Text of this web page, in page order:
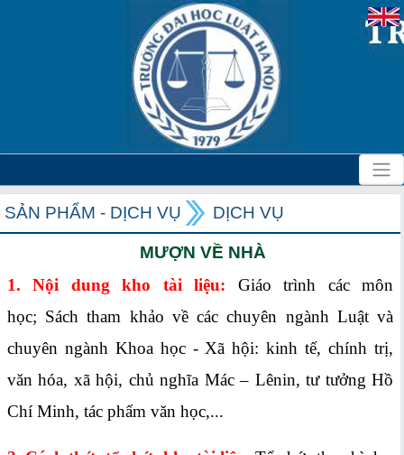
SẢN PHẨM - DỊCH VỤ DỊCH VỤ
MƯỢN VỀ NHÀ
1.
Nội dung kho tài liệu:
Giáo trình các môn
học; Sách tham khảo về các chuyên ngành Luật và
chuyên ngành Khoa học - Xã hội: kinh tế, chính trị,
văn hóa, xã hội, chủ nghĩa Mác – Lênin, tư tưởng Hồ
Chí Minh, tác phẩm văn học,...